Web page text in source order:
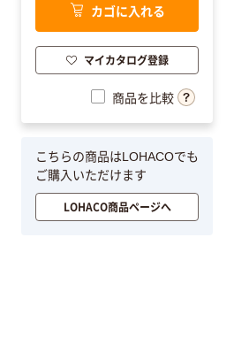
カゴに入れる
マイカタログ登録
商品を比較
こちらの商品はLOHACOでも
ご購入いただけます
LOHACO商品ページへ